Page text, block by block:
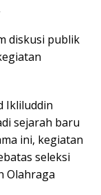
diskusi publik
Ikliluddin
sejarah baru
ini, kegiatan
seleksi
Olahraga